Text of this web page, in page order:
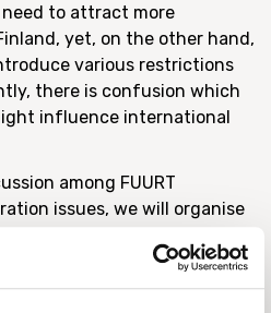
to attract more
yet, on the other hand,
various restrictions
there is confusion which
influence international
among FUURT
issues, we will organise